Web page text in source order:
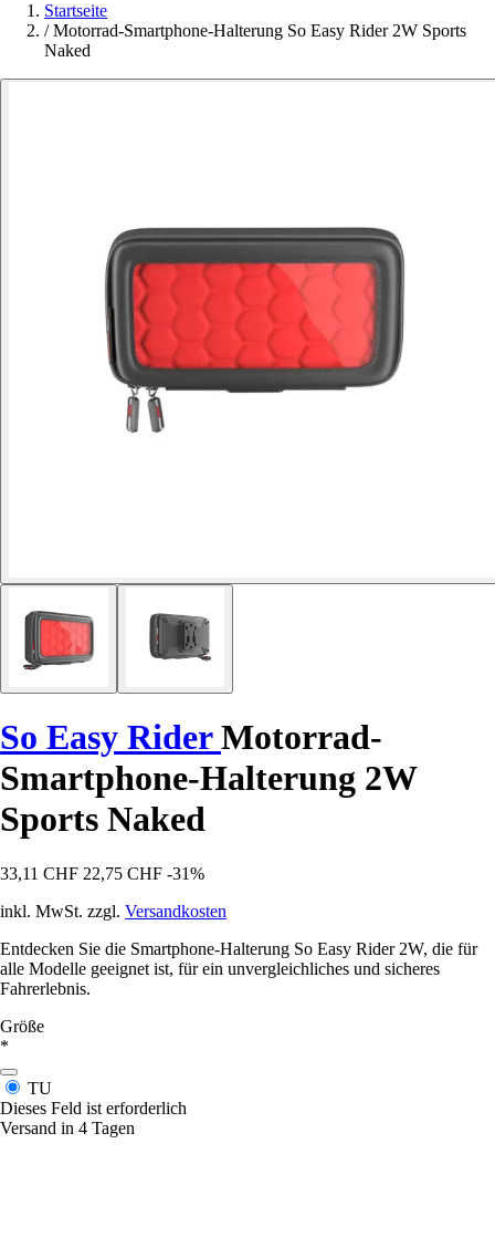
Startseite
/ Motorrad-Smartphone-Halterung So Easy Rider 2W Sports
Naked
So Easy RiderMotorrad-
Smartphone-Halterung 2W
Sports Naked
33,11 CHF 22,75 CHF -31%
inkl. MwSt. zzgl. Versandkosten
Entdecken Sie die Smartphone-Halterung So Easy Rider 2W, die für
alle Modelle geeignet ist, für ein unvergleichliches und sicheres
Fahrerlebnis.
Größe
*
TU
Dieses Feld ist erforderlich
Versand in 4 Tagen